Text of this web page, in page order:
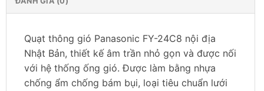
Quạt thông gió Panasonic FY-24C8 nội địa
Nhật Bản, thiết kế âm trần nhỏ gọn và được nối
với hệ thống ống gió. Được làm bằng nhựa
chống ẩm chống bám bụi, loại tiêu chuẩn lưới